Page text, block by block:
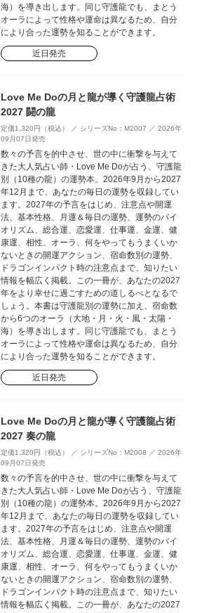
海）を導き出します。同じ守護龍でも、まとう
オーラによって性格や運命は異なるため、自分
により合った運勢を知ることができます。
近日発売
Love Me Doの月と龍が導く守護龍占術
2027 闘の龍
定価1,320円（税込） ／ シリーズNo：M2007 ／ 2026年
09月07日発売
数々の予言を的中させ、世の中に衝撃を与えて
きた大人気占い師・Love Me Doが占う、守護龍
別（10種の龍）の運勢本。2026年9月から2027
年12月まで、あなたの毎日の運勢を収録してい
ます。2027年の予言をはじめ、注意点や開運
法、基本性格、月運＆毎日の運勢、運勢のバイ
オリズム、総合運、恋愛運、仕事運、金運、健
康運、相性、オーラ、何をやってもうまくいか
ないときの開運アクション、宿命数別の運勢、
ドラゴンインパクト時の注意点まで、知りたい
情報を幅広く掲載。この一冊が、あなたの2027
年をより幸せに過ごすための道しるべとなるで
しょう。本書は守護龍別の運勢に加え、宿命数
から6つのオーラ（大地・月・火・風・太陽・
海）を導き出します。同じ守護龍でも、まとう
オーラによって性格や運命は異なるため、自分
により合った運勢を知ることができます。
近日発売
Love Me Doの月と龍が導く守護龍占術
2027 奏の龍
定価1,320円（税込） ／ シリーズNo：M2008 ／ 2026年
09月07日発売
数々の予言を的中させ、世の中に衝撃を与えて
きた大人気占い師・Love Me Doが占う、守護龍
別（10種の龍）の運勢本。2026年9月から2027
年12月まで、あなたの毎日の運勢を収録してい
ます。2027年の予言をはじめ、注意点や開運
法、基本性格、月運＆毎日の運勢、運勢のバイ
オリズム、総合運、恋愛運、仕事運、金運、健
康運、相性、オーラ、何をやってもうまくいか
ないときの開運アクション、宿命数別の運勢、
ドラゴンインパクト時の注意点まで、知りたい
情報を幅広く掲載。この一冊が、あなたの2027